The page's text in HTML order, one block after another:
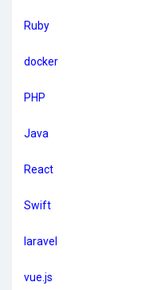
Ruby
docker
PHP
Java
React
Swift
laravel
vue.js